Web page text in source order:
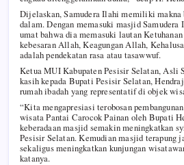
Dijelaskan, Samudera Ilahi memiliki makna
dalam. Dengan memasuki masjid Samudera
umat bahwa dia memasuki lautan
kebesaran Allah, Keagungan Allah,
adalah pendekatan rasa atau tasawwuf.
Ketua MUI Kabupaten Pesisir Selatan, Asli
kasih kepada Bupati Pesisir Selatan,
rumah ibadah yang representatif di objek
“Kita mengapresiasi terobosan
wisata Pantai Carocok Painan oleh Bupati
keberadaan masjid semakin meningkatkan
Pesisir Selatan. Kemudian masjid terapung
sekaligus meningkatkan kunjungan
katanya.